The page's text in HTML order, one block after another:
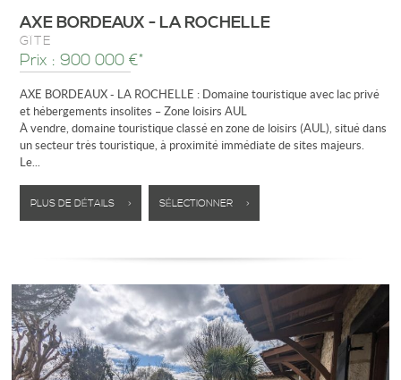
AXE BORDEAUX - LA ROCHELLE
GÎTE
Prix : 900 000 €*
AXE BORDEAUX - LA ROCHELLE : Domaine touristique avec lac privé
et hébergements insolites – Zone loisirs AUL
À vendre, domaine touristique classé en zone de loisirs (AUL), situé dans
un secteur très touristique, à proximité immédiate de sites majeurs.
Le...
PLUS DE DÉTAILS > SÉLECTIONNER >